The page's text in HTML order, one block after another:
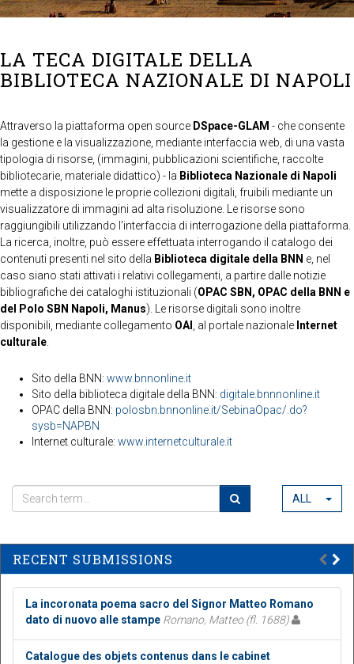
LA TECA DIGITALE DELLA
BIBLIOTECA NAZIONALE DI NAPOLI
Attraverso la piattaforma open source DSpace-GLAM - che consente
la gestione e la visualizzazione, mediante interfaccia web, di una vasta
tipologia di risorse, (immagini, pubblicazioni scientifiche, raccolte
bibliotecarie, materiale didattico) - la Biblioteca Nazionale di Napoli
mette a disposizione le proprie collezioni digitali, fruibili mediante un
visualizzatore di immagini ad alta risoluzione. Le risorse sono
raggiungibili utilizzando l'interfaccia di interrogazione della piattaforma.
La ricerca, inoltre, può essere effettuata interrogando il catalogo dei
contenuti presenti nel sito della Biblioteca digitale della BNN e, nel
caso siano stati attivati i relativi collegamenti, a partire dalle notizie
bibliografiche dei cataloghi istituzionali (OPAC SBN, OPAC della BNN e
del Polo SBN Napoli, Manus). Le risorse digitali sono inoltre
disponibili, mediante collegamento OAI , al portale nazionale Internet
culturale
Sito della BNN: www.bnnonline.it
Sito della biblioteca digitale della BNN: digitale.bnnnonline.it
OPAC della BNN: polosbn.bnnonline.it/SebinaOpac/.do?
sysb=NAPBN
Internet culturale: www.internetculturale.it
ALL
RECENT SUBMISSIONS
La incoronata poema sacro del Signor Matteo Romano
dato di nuovo alle stampe Romano, Matteo (fl. 1688)
Catalogue des objets contenus dans le cabinet